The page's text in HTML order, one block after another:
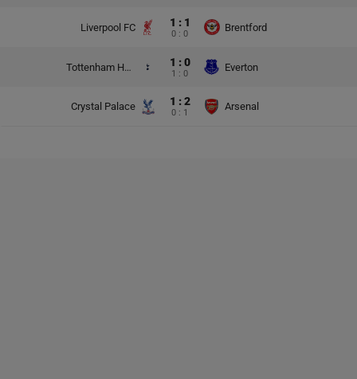
Liverpool FC 1 : 1
0 : 0
Brentford
Tottenham Hotspur 1 : 0
1 : 0
Everton
Crystal Palace 1 : 2
0 : 1
Arsenal